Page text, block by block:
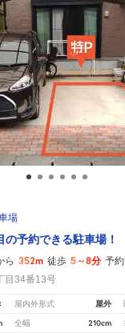
場
予約できる駐車場！
ら 352m 徒歩 5～8分 予
目34番13号
屋内外形式 屋外
全幅 210cm